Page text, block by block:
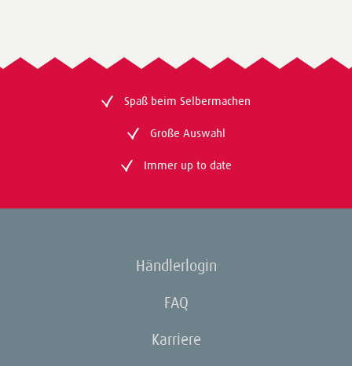
Spaß beim Selbermachen
Große Auswahl
Immer up to date
Händlerlogin
FAQ
Karriere